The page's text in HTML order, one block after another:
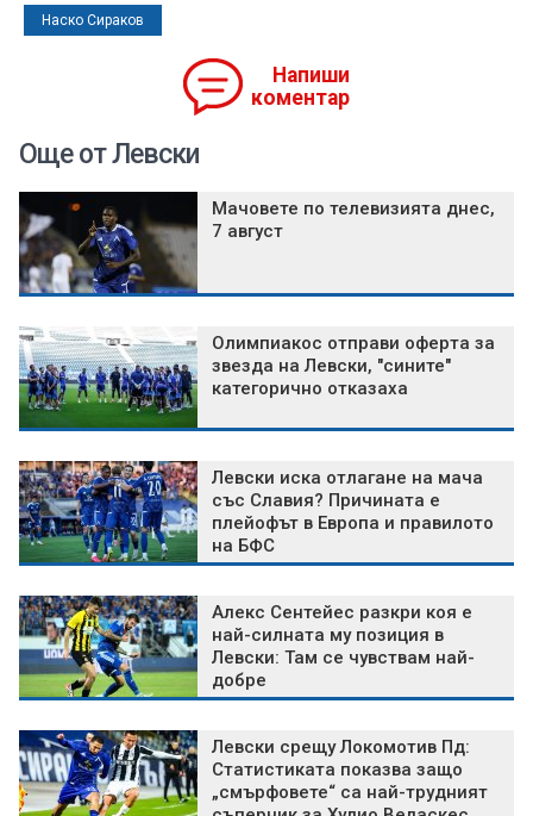
Наско Сираков
Напиши
коментар
Още от Левски
Мачовете по телевизията днес,
7 август
Олимпиакос отправи оферта за
звезда на Левски, "сините"
категорично отказаха
Левски иска отлагане на мача
със Славия? Причината е
плейофът в Европа и правилото
на БФС
Алекс Сентейес разкри коя е
най-силната му позиция в
Левски: Там се чувствам най-
добре
Левски срещу Локомотив Пд:
Статистиката показва защо
„смърфовете“ са най-трудният